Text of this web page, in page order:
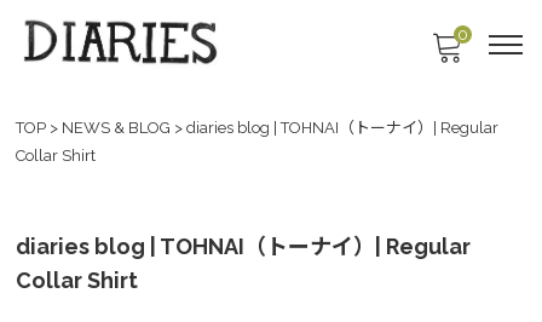
0
TOP > NEWS & BLOG > diaries blog | TOHNAI（トーナイ）| Regular
Collar Shirt
diaries blog | TOHNAI（トーナイ）| Regular
Collar Shirt